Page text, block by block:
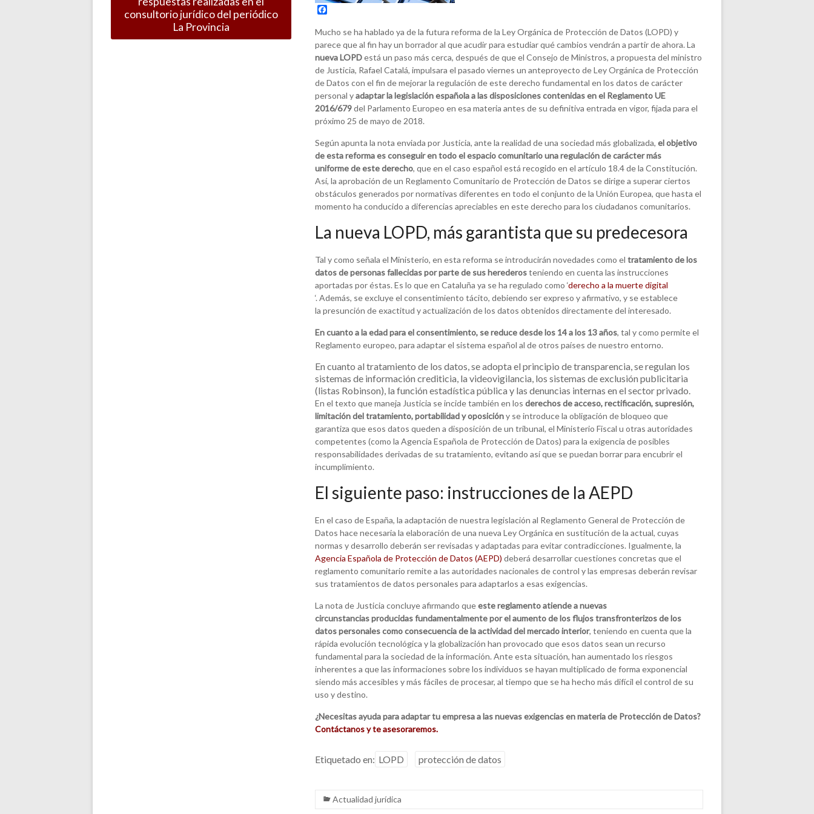
F
c
e
b
o
o
k
Mucho se ha hablado ya de la futura reforma de la Ley Orgánica de Protección de Datos (LOPD) y
parece que al fin hay un borrador al que acudir para estudiar qué cambios vendrán a partir de ahora. La
nueva LOPDestá un paso más cerca, después de que el Consejo de Ministros, a propuesta del ministro
de Justicia, Rafael Catalá, impulsara el pasado viernes un anteproyecto de Ley Orgánica de Protección
de Datos con el fin de mejorar la regulación de este derecho fundamental en los datos de carácter
personal yadaptar la legislación española a las disposiciones contenidas en el Reglamento UE
2016/679del Parlamento Europeo en esa materia antes de su definitiva entrada en vigor, fijada para el
próximo 25 de mayo de 2018.
Según apunta la nota enviada por Justicia, ante la realidad de una sociedad más globalizada, el objetivo
de esta reforma es conseguir en todo el espacio comunitario una regulación de carácter más
uniforme de este derecho, que en el caso español está recogido en el artículo 18.4 de la Constitución.
Así, la aprobación de un Reglamento Comunitario de Protección de Datos se dirige a superar ciertos
obstáculos generados por normativas diferentes en todo el conjunto de la Unión Europea, que hasta el
momento ha conducido a diferencias apreciables en este derecho para los ciudadanos comunitarios.
La nueva LOPD, más garantista que su predecesora
Tal y como señala el Ministerio, en esta reforma se introducirán novedades como el tratamiento de los
datos de personas fallecidas por parte de sus herederosteniendo en cuenta las instrucciones
aportadas por éstas. Es lo que en Cataluña ya se ha regulado como ‘derecho a la muerte digital
‘. Además, se excluye el consentimiento tácito, debiendo ser expreso y afirmativo, y se establece
la presunción de exactitud y actualización de los datos obtenidos directamente del interesado.
En cuanto a la edad para el consentimiento, se reduce desde los 14 a los 13 años, tal y como permite el
Reglamento europeo, para adaptar el sistema español al de otros países de nuestro entorno.
En cuanto al tratamiento de los datos, se adopta el principio de transparencia, se regulan los
sistemas de información crediticia, la videovigilancia, los sistemas de exclusión publicitaria
(listas Robinson), la función estadística pública y las denuncias internas en el sector privado.
En el texto que maneja Justicia se incide también en los derechos de acceso, rectificación, supresión,
limitación del tratamiento, portabilidad y oposicióny se introduce la obligación de bloqueo que
garantiza que esos datos queden a disposición de un tribunal, el Ministerio Fiscal u otras autoridades
competentes (como la Agencia Española de Protección de Datos) para la exigencia de posibles
responsabilidades derivadas de su tratamiento, evitando así que se puedan borrar para encubrir el
incumplimiento.
El siguiente paso: instrucciones de la AEPD
En el caso de España, la adaptación de nuestra legislación al Reglamento General de Protección de
Datos hace necesaria la elaboración de una nueva Ley Orgánica en sustitución de la actual, cuyas
normas y desarrollo deberán ser revisadas y adaptadas para evitar contradicciones. Igualmente, la
Agencia Española de Protección de Datos (AEPD) deberá desarrollar cuestiones concretas que el
reglamento comunitario remite a las autoridades nacionales de control y las empresas deberán revisar
sus tratamientos de datos personales para adaptarlos a esas exigencias.
La nota de Justicia concluye afirmando queeste reglamento atiende a nuevas
circunstancias producidas fundamentalmente por el aumento de los flujos transfronterizos de los
datos personales como consecuencia de la actividad del mercado interior, teniendo en cuenta que la
rápida evolución tecnológica y la globalización han provocado que esos datos sean un recurso
fundamental para la sociedad de la información. Ante esta situación, han aumentado los riesgos
inherentes a que las informaciones sobre los individuos se hayan multiplicado de forma exponencial
siendo más accesibles y más fáciles de procesar, al tiempo que se ha hecho más difícil el control de su
uso y destino.
¿Necesitas ayuda para adaptar tu empresa a las nuevas exigencias en materia de Protección de Datos?
Contáctanos y te asesoraremos.
Etiquetado en: LOPD protección de datos
Actualidad jurídica
consultorio jurídico del periódico
La Provincia